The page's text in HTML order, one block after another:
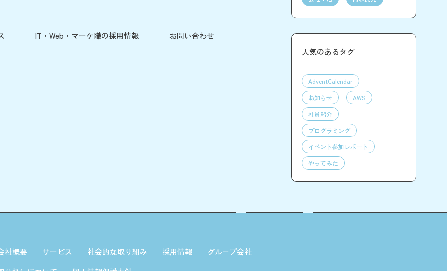
IT・Web・マーケ職の採用情報 お問い合わせ
人気のあるタグ
AdventCalendar
お知らせ
AWS
社員紹介
プログラミング
イベント参加レポート
やってみた
社概要 サービス 社会的な取り組み 採用情報
グループ会社